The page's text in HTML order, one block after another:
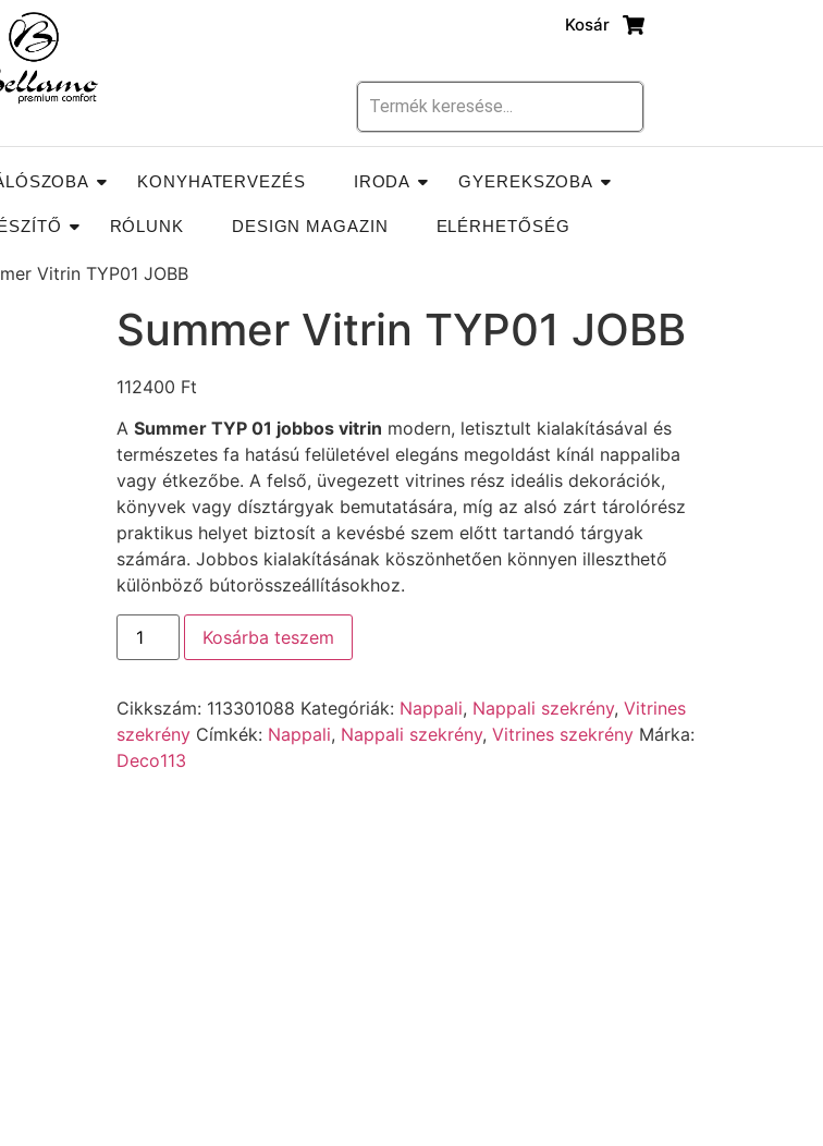
Kosár
KONYHATERVEZÉS IRODA GYEREKSZOBA
RÓLUNK DESIGN MAGAZIN ELÉRHETŐSÉG
Vitrin TYP01 JOBB
Summer Vitrin TYP01 JOBB
112400 Ft
A Summer TYP 01 jobbos vitrin modern, letisztult kialakításával és
természetes fa hatású felületével elegáns megoldást kínál nappaliba
vagy étkezőbe. A felső, üvegezett vitrines rész ideális dekorációk,
könyvek vagy dísztárgyak bemutatására, míg az alsó zárt tárolórész
praktikus helyet biztosít a kevésbé szem előtt tartandó tárgyak
számára. Jobbos kialakításának köszönhetően könnyen illeszthető
különböző bútorösszeállításokhoz.
Kosárba teszem
Cikkszám: 113301088 Kategóriák: Nappali, Nappali szekrény, Vitrines
szekrény Címkék: Nappali, Nappali szekrény, Vitrines szekrény Márka:
Deco113